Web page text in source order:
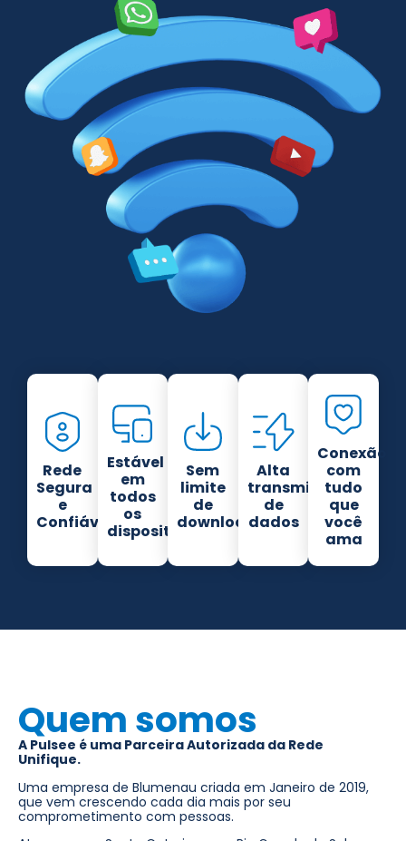
Rede
Segura
e
Confiável
Estável
em
todos
os
dispositivos
Sem
limite
de
download
Alta
transmissão
de
dados
Conexão
com
tudo
que
você
ama
Quem somos
A Pulsee é uma Parceira Autorizada da Rede
Unifique.
Uma empresa de Blumenau criada em Janeiro de 2019,
que vem crescendo cada dia mais por seu
comprometimento com pessoas.